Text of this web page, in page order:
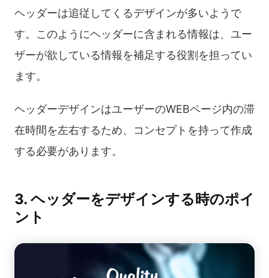
ヘッダーは追従してくるデザインが多いようで
す。このようにヘッダーに含まれる情報は、ユー
ザーが欲している情報を補足する役割を担ってい
ます。
ヘッダーデザインはユーザーのWEBページ内の滞
在時間を左右するため、コンセプトを持って作成
する必要があります。
3. ヘッダーをデザインする時のポイ
ント